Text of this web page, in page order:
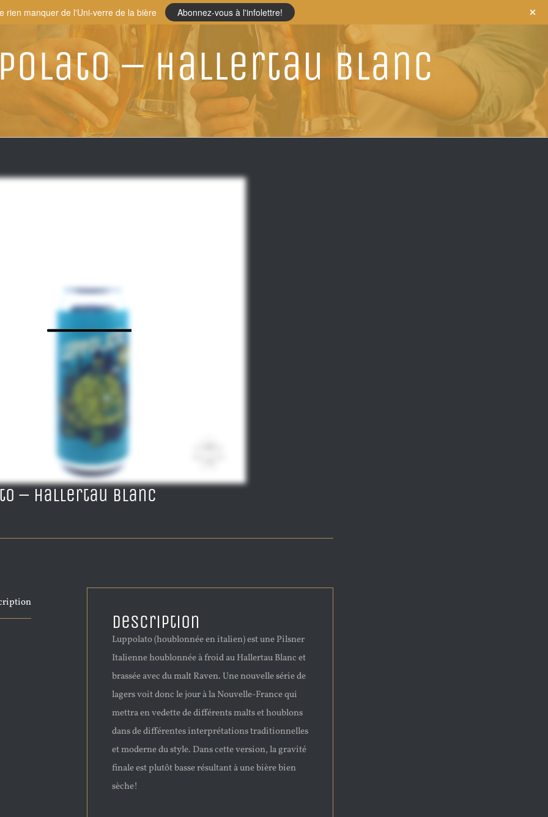
– Hallertau Blanc
– Hallertau Blanc
Description
Luppolato (houblonnée en italien) est une Pilsner
Italienne houblonnée à froid au Hallertau Blanc et
brassée avec du malt Raven. Une nouvelle série de
lagers voit donc le jour à la Nouvelle-France qui
mettra en vedette de différents malts et houblons
dans de différentes interprétations traditionnelles
et moderne du style. Dans cette version, la gravité
finale est plutôt basse résultant à une bière bien
sèche!
rien manquer de l'Uni-verre de la bière Abonnez-vous à l'infolettre!